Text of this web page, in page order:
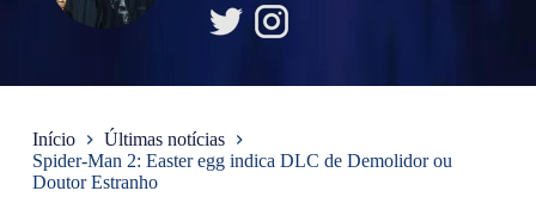
Início
Últimas notícias
Spider-Man 2: Easter egg indica DLC de Demolidor ou
Doutor Estranho